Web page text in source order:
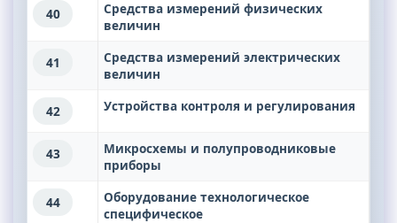
40
Средства измерений физических
величин
41
Средства измерений электрических
величин
42 Устройства контроля и регулирования
43
Микросхемы и полупроводниковые
приборы
44
Оборудование технологическое
специфическое